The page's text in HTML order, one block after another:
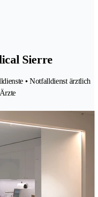
Sierre
• Notfalldienst ärztlich